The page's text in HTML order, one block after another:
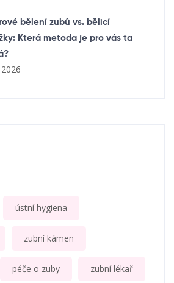
bělení zubů vs. bělicí
Která metoda je pro vás ta
ústní hygiena
zubní kámen
péče o zuby zubní lékař